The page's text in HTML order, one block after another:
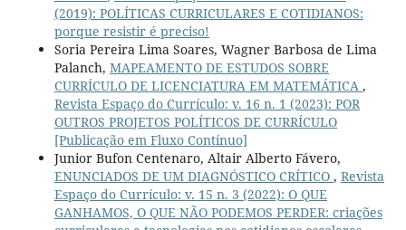
(2019): POLÍTICAS CURRICULARES E COTIDIANOS:
porque resistir é preciso!
Soria Pereira Lima Soares, Wagner Barbosa de Lima
Palanch, MAPEAMENTO DE ESTUDOS SOBRE
CURRÍCULO DE LICENCIATURA EM MATEMÁTICA ,
Revista Espaço do Currículo: v. 16 n. 1 (2023): POR
OUTROS PROJETOS POLÍTICOS DE CURRÍCULO
[Publicação em Fluxo Contínuo]
Junior Bufon Centenaro, Altair Alberto Fávero,
ENUNCIADOS DE UM DIAGNÓSTICO CRÍTICO , Revista
Espaço do Currículo: v. 15 n. 3 (2022): O QUE
GANHAMOS, O QUE NÃO PODEMOS PERDER: criações